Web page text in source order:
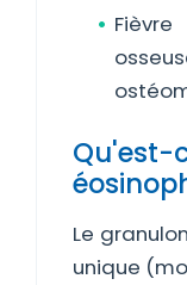
Qu'est-
Le
unique